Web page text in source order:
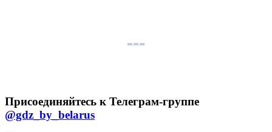
Присоединяйтесь к Телеграм-группе
@gdz_by_belarus